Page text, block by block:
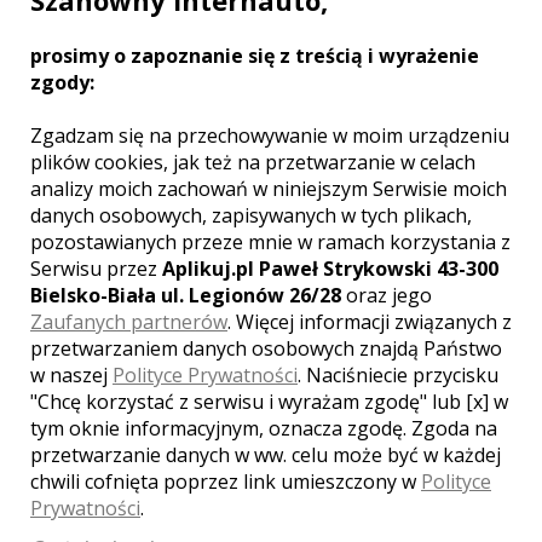
Wykonanie zdjęć od przygotowań do wesela
do godz. 1:00. Udostępnienie min. 100 zdjęć
na ustalonym nośniku. Plener w innym dniu.
Sprzęt
Stajnia Sony i wszystko, co potrzebne do
stworzenia efektów, jak w moim portfolio :)
Opinie o fotografie (1)
Ocena:5,00/5
prosimy o zapoznanie się z treścią i wyrażenie
zgody:
Zgadzam się na przechowywanie w moim urządzeniu
plików cookies, jak też na przetwarzanie w celach
analizy moich zachowań w niniejszym Serwisie moich
danych osobowych, zapisywanych w tych plikach,
pozostawianych przeze mnie w ramach korzystania z
Serwisu przez Aplikuj.pl Paweł Strykowski 43-300
Bielsko-Biała ul. Legionów 26/28oraz jego
Zaufanych partnerów. Więcej informacji związanych z
przetwarzaniem danych osobowych znajdą Państwo
w naszej Polityce Prywatności. Naciśniecie przycisku
"Chcę korzystać z serwisu i wyrażam zgodę" lub [x] w
tym oknie informacyjnym, oznacza zgodę. Zgoda na
przetwarzanie danych w ww. celu może być w każdej
chwili cofnięta poprzez link umieszczony w Polityce
Prywatności.